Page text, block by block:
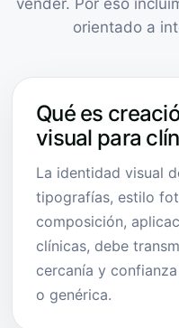
orientado a
Qué es
visual para
La identidad visual
tipografías, estilo
composición,
clínicas, debe
cercanía y
o genérica.